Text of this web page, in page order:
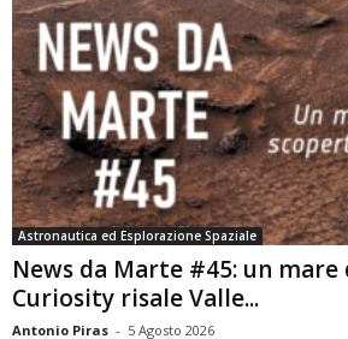
Astronautica ed Esplorazione Spaziale
News da Marte #45: un
Curiosity risale Valle...
Antonio Piras - 5 Agosto 2026